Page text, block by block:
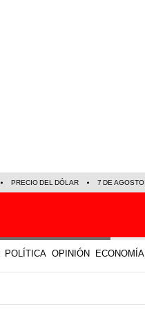
PRECIO DEL DÓLAR 7 DE AGOSTO
POLÍTICA OPINIÓN ECONOMÍA